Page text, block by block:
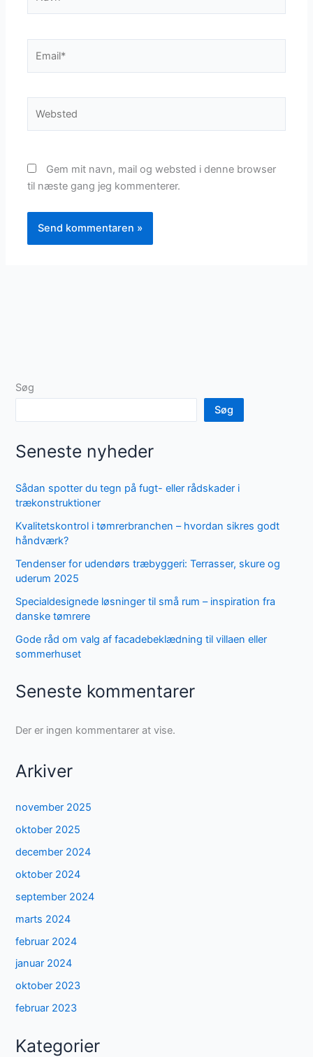
Gem mit navn, mail og websted i denne browser
til næste gang jeg kommenterer.
Søg
Søg
Seneste nyheder
Sådan spotter du tegn på fugt- eller rådskader i
trækonstruktioner
Kvalitetskontrol i tømrerbranchen – hvordan sikres godt
håndværk?
Tendenser for udendørs træbyggeri: Terrasser, skure og
uderum 2025
Specialdesignede løsninger til små rum – inspiration fra
danske tømrere
Gode råd om valg af facadebeklædning til villaen eller
sommerhuset
Seneste kommentarer
Der er ingen kommentarer at vise.
Arkiver
november 2025
oktober 2025
december 2024
oktober 2024
september 2024
marts 2024
februar 2024
januar 2024
oktober 2023
februar 2023
Kategorier